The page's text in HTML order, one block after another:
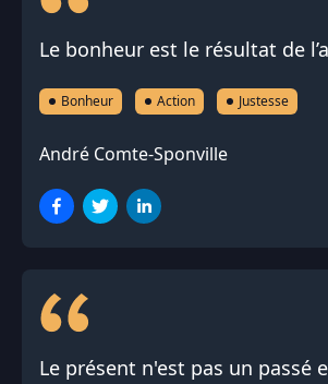
Le bonheur est le résultat de
Bonheur Action Justesse
André Comte-Sponville
Le présent n'est pas un passé